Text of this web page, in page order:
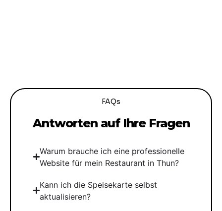
FAQs
Antworten auf Ihre Fragen
Warum brauche ich eine professionelle
Website für mein Restaurant in Thun?
Kann ich die Speisekarte selbst
aktualisieren?